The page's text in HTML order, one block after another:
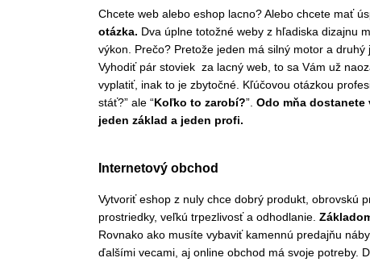
Chcete web alebo eshop lacno? Alebo chcete mať
otázka. Dva úplne totožné weby z hľadiska dizajnu
výkon. Prečo? Pretože jeden má silný motor a druhý
Vyhodiť pár stoviek za lacný web, to sa Vám už
vyplatiť, inak to je zbytočné. Kľúčovou otázkou
stáť?” ale “Koľko to zarobí?”. Odo mňa
jeden základ a jeden profi.
Internetový obchod
Vytvoriť eshop z nuly chce dobrý produkt, obrovskú
prostriedky, veľkú trpezlivosť a odhodlanie.
Rovnako ako musíte vybaviť kamennú predajňu
ďalšími vecami, aj online obchod má svoje potreby.